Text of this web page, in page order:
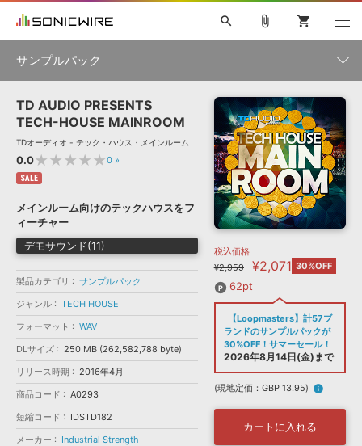
ソフト音源 »
プラグイン・エフェクト »
サンプルパック »
ソフトウェア／ツール »
DAW »
効果音 »
BGM »
キャンペーン »
特集 »
ニュースレター »
SONICWIREブログ »
製品サポート情報 »
DTMガイド »
FAQ »
お問い合わせ »
音楽カード
楽曲配信流通 サービス
無償のサウンド管理ソフト
次世代型 ボーカル・エディタ
search
初音ミク NT 鏡音リン・レン V4X 巡音ルカ V4X
MEIKO V3
KAITO V3
VOCALOID TOONTRACK
SPITFIRE AUDIO
VIENNA
EZ DRUMMER 3 SERUM
ライセンスフリーBGM
ボーカル抜き出し
DUBSTEP
MUTANT
ROUTER.FM
SONOCA
ソフト音源 プラグイン・エフェクト
ソフトウェア／ツール 効果音
attach_file shopping_cart
サンプルパック
製品一覧
ジャンル
フォーマット
ランキング
TD AUDIO PRESENTS
TECH-HOUSE MAINROOM
TDオーディオ - テック・ハウス・メインルーム
0.0★★★★★0 »
SALE
メインルーム向けのテックハウスをフ
ィーチャー
デモサウンド(11)
製品カテゴリ
サンプルパック
ジャンル
TECH HOUSE
フォーマット
WAV
DLサイズ
250 MB (262,582,788 byte)
リリース時期
2016年4月
商品コード
A0293
短縮コード
IDSTD182
メーカー
Industrial Strength
税込価格
¥2,959
¥2,071 30%OFF
62pt
【Loopmasters】計57ブ
ランドのサンプルパックが
30%OFF！サマーセール！
2026年8月14日(金)まで
(現地定価：GBP 13.95) info
カートに入れる